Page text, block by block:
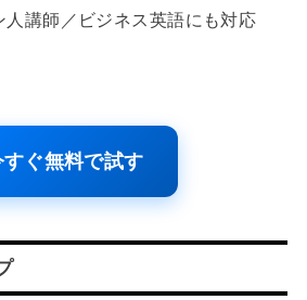
人講師／ビジネス英語にも対応
すぐ無料で試す